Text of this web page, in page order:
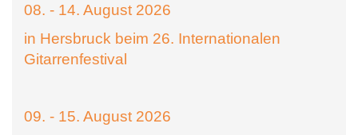
08. - 14. August 2026
in Hersbruck beim 26. Internationalen
Gitarrenfestival
09. - 15. August 2026